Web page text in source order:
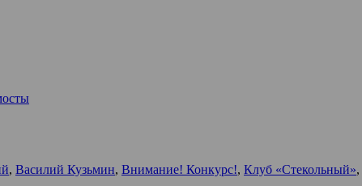
, Василий Кузьмин, Внимание! Конкурс!, Клуб «Стекольный»,